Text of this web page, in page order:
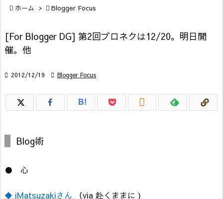
 ホーム >  Blogger Focus
[For Blogger DG] 第2回ブロネクは12/20。明日開
催。他
 2012/12/19  Blogger Focus
B! 
Blog術
● 心
◆ jMatsuzakiさん
（via 赴くままに )